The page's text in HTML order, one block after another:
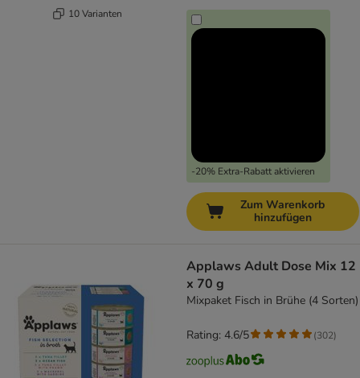
10 Varianten
-20% Extra-Rabatt aktivieren
Zum Warenkorb
hinzufügen
Applaws Adult Dose Mix 12
x 70 g
Mixpaket Fisch in Brühe (4 Sorten)
Rating: 4.6/5 (302)